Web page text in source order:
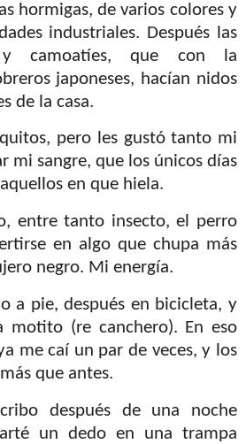
hormigas, de varios colores y
industriales. Después las
y camoatíes, que con la
japoneses, hacían nidos
de la casa.
pero les gustó tanto mi
mi sangre, que los únicos días
en que hiela.
entre tanto insecto, el perro
en algo que chupa más
negro. Mi energía.
a pie, después en bicicleta, y
(re canchero). En eso
me caí un par de veces, y los
que antes.
después de una noche
un dedo en una trampa